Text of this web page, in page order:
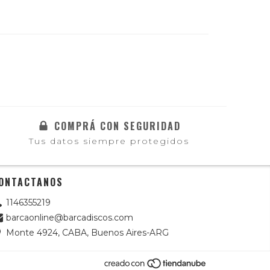
COMPRÁ CON SEGURIDAD
Tus datos siempre protegidos
1146355219
barcaonline@barcadiscos.com
Monte 4924, CABA, Buenos Aires-ARG